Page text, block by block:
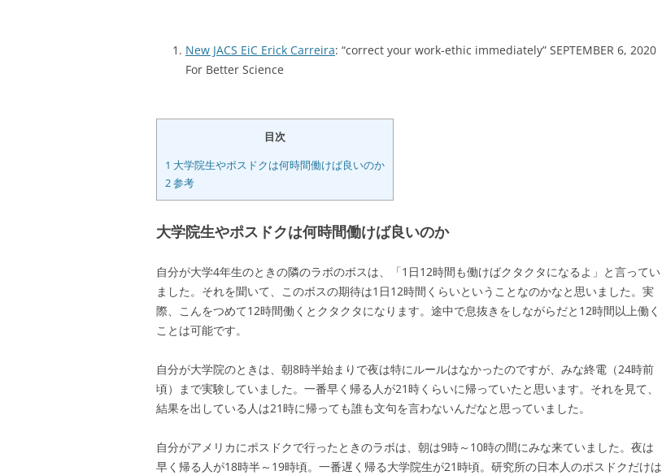
New JACS EiC Erick Carreira: “correct your work-ethic immediately” SEPTEMBER 6, 2020
For Better Science
目次
1 大学院生やポスドクは何時間働けば良いのか
2参考
大学院生やポスドクは何時間働けば良いのか
自分が大学4年生のときの隣のラボのボスは、「1日12時間も働けばクタクタになるよ」と言ってい
ました。それを聞いて、このボスの期待は1日12時間くらいということなのかなと思いました。実
際、こんをつめて12時間働くとクタクタになります。途中で息抜きをしながらだと12時間以上働く
ことは可能です。
自分が大学院のときは、朝8時半始まりで夜は特にルールはなかったのですが、みな終電（24時前
頃）まで実験していました。一番早く帰る人が21時くらいに帰っていたと思います。それを見て、
結果を出している人は21時に帰っても誰も文句を言わないんだなと思っていました。
自分がアメリカにポスドクで行ったときのラボは、朝は9時～10時の間にみな来ていました。夜は
早く帰る人が18時半～19時頃。一番遅く帰る大学院生が21時頃。研究所の日本人のポスドクだけは